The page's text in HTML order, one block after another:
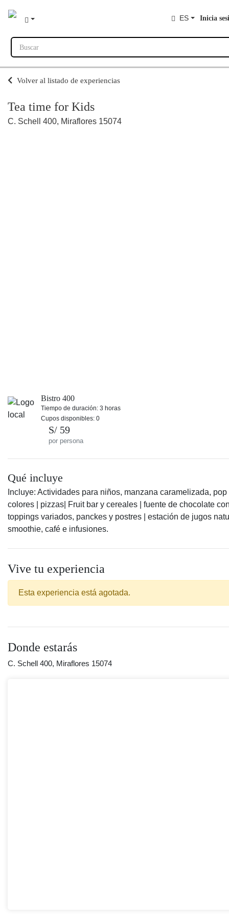
ES Inicia
Buscar
Volver al listado de experiencias
Tea time for Kids
C. Schell 400, Miraflores 15074
Bistro 400
Tiempo de duración: 3 horas
Cupos disponibles: 0
S/ 59
por persona
Qué incluye
Incluye: Actividades para niños, manzana caramelizada, pop
colores | pizzas| Fruit bar y cereales | fuente de chocolate
toppings variados, panckes y postres | estación de jugos
smoothie, café e infusiones.
Vive tu experiencia
Esta experiencia está agotada.
Donde estarás
C. Schell 400, Miraflores 15074